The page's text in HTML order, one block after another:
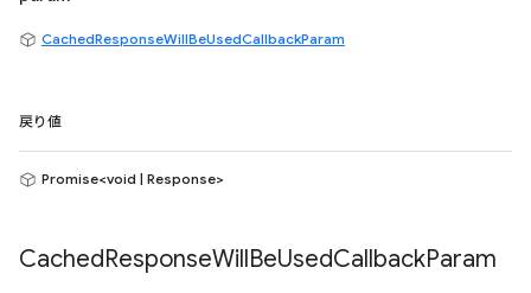
CachedResponseWillBeUsedCallbackParam
戻り値
Promise<void | Response>
CachedResponseWillBeUsedCallbackParam